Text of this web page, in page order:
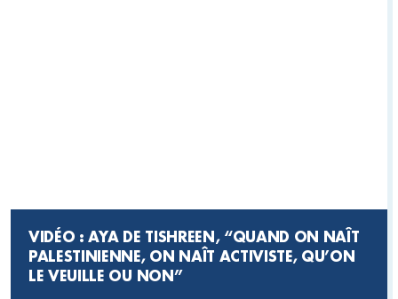
VIDÉO : AYA DE TISHREEN, “QUAND ON NAÎT
PALESTINIENNE, ON NAÎT ACTIVISTE, QU’ON
LE VEUILLE OU NON”